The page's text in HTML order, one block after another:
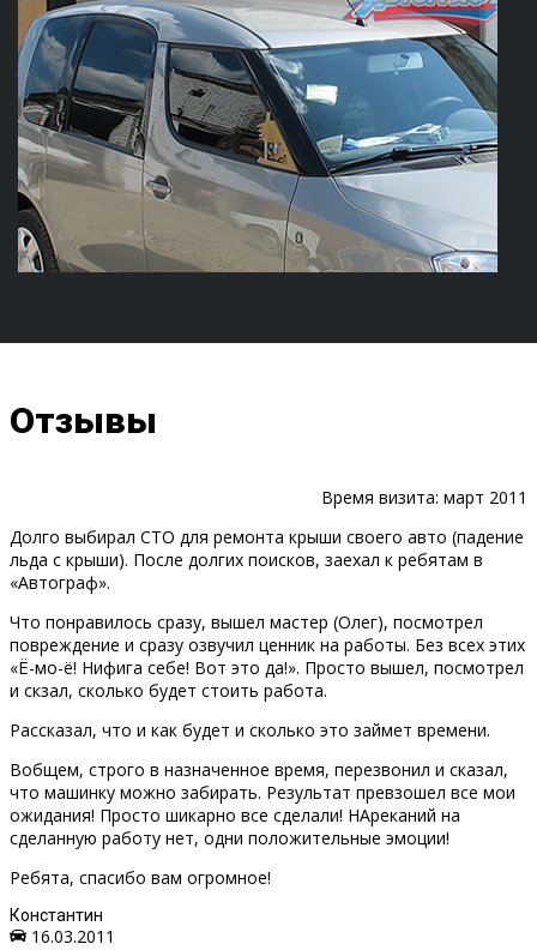
Отзывы
Время визита: март 2011
Долго выбирал СТО для ремонта крыши своего авто (падение
льда с крыши). После долгих поисков, заехал к ребятам в
«Автограф».
Что понравилось сразу, вышел мастер (Олег), посмотрел
повреждение и сразу озвучил ценник на работы. Без всех этих
«Ё-мо-ё! Нифига себе! Вот это да!». Просто вышел, посмотрел
и скзал, сколько будет стоить работа.
Рассказал, что и как будет и сколько это займет времени.
Вобщем, строго в назначенное время, перезвонил и сказал,
что машинку можно забирать. Результат превзошел все мои
ожидания! Просто шикарно все сделали! НАреканий на
сделанную работу нет, одни положительные эмоции!
Ребята, спасибо вам огромное!
Константин
16.03.2011